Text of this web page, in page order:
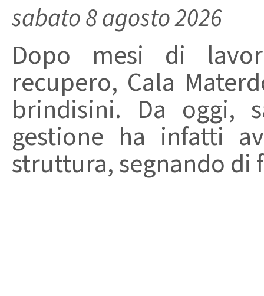
sabato 8 agosto 2026
Dopo mesi di
recupero, Cala
brindisini. Da oggi,
gestione ha infatti
struttura, segnando di